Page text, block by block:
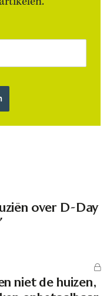
over D-Day
niet de huizen,